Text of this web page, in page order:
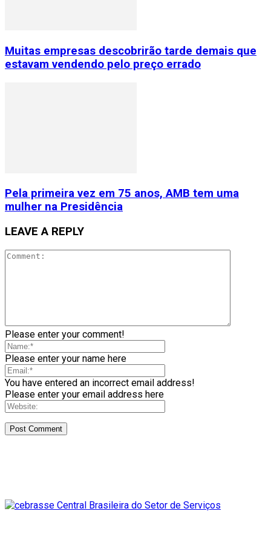
Muitas empresas descobrirão tarde demais que
estavam vendendo pelo preço errado
Pela primeira vez em 75 anos, AMB tem uma
mulher na Presidência
LEAVE A REPLY
Please enter your comment!
Please enter your name here
You have entered an incorrect email address!
Please enter your email address here